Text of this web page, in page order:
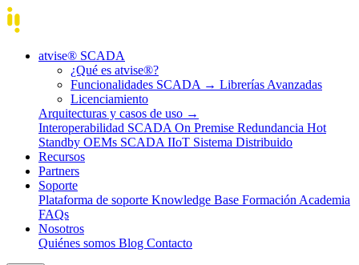
atvise® SCADA
¿Qué es atvise®?
Funcionalidades SCADA → Librerías Avanzadas
Licenciamiento
Arquitecturas y casos de uso →
Interoperabilidad SCADA On Premise Redundancia Hot
Standby OEMs SCADA IIoT Sistema Distribuido
Recursos
Partners
Soporte
Plataforma de soporte Knowledge Base Formación Academia
FAQs
Nosotros
Quiénes somos Blog Contacto